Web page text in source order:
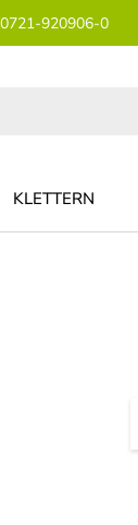
920906-0
KLETTERN